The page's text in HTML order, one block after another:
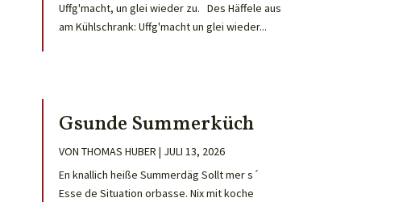
Uffg'macht, un glei wieder zu. Des Häffele aus
am Kühlschrank: Uffg'macht un glei wieder...
Gsunde Summerküch
VON THOMAS HUBER | JULI 13, 2026
En knallich heiße Summerdäg Sollt mer s´
Esse de Situation orbasse. Nix mit koche